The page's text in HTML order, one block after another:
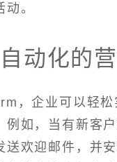
。
动化的
，企业可以轻松
例如，当有新客
送欢迎邮件，并